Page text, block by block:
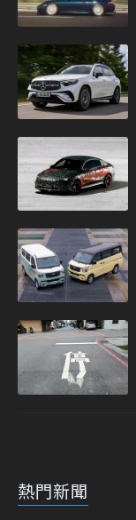
熱門新聞